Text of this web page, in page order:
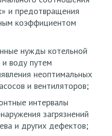
и предотвращения
коэффициентом
нужды котельной
и воду путем
неоптимальных
и вентиляторов;
интервалы
загрязнений
и других дефектов;